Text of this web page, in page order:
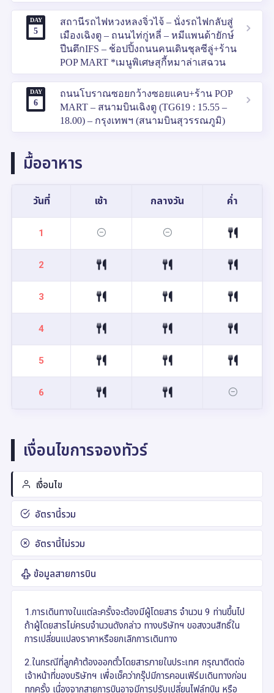
DAY
5
สถานีรถไฟหวงหลงจิ่วไจ้ – นั่งรถไฟกลับสู่
เมืองเฉิงตู – ถนนไท่กู่หลี่ – หมีแพนด้ายักษ์
ปีนตึกIFS – ช้อปปิ้งถนนคนเดินชุลซีลู่+ร้าน
POP MART *เมนูพิเศษสุกี้หมาล่าเสฉวน
DAY
6
ถนนโบราณซอยกว้างซอยแคบ+ร้าน POP
MART – สนามบินเฉิงตู (TG619 : 15.55 –
18.00) – กรุงเทพฯ (สนามบินสุวรรณภูมิ)
มื้ออาหาร
วันที่ เช้า กลางวัน ค่ำ
1
2
3
4
5
6
เงื่อนไขการจองทัวร์
เงื่อนไข
อัตรานี้รวม
อัตรานี้ไม่รวม
ข้อมูลสายการบิน
1.การเดินทางในแต่ละครั้งจะต้องมีผู้โดยสาร จำนวน 9 ท่านขึ้นไป
ถ้าผู้โดยสารไม่ครบจำนวนดังกล่าว ทางบริษัทฯ ขอสงวนสิทธิ์ใน
การเปลี่ยนแปลงราคาหรือยกเลิกการเดินทาง
2.ในกรณีที่ลูกค้าต้องออกตั๋วโดยสารภายในประเทศ กรุณาติดต่อ
เจ้าหน้าที่ของบริษัทฯ เพื่อเช็คว่ากรุ๊ปมีการคอนเฟิร์มเดินทางก่อน
ทุกครั้ง เนื่องจากสายการบินอาจมีการปรับเปลี่ยนไฟล์ทบิน หรือ